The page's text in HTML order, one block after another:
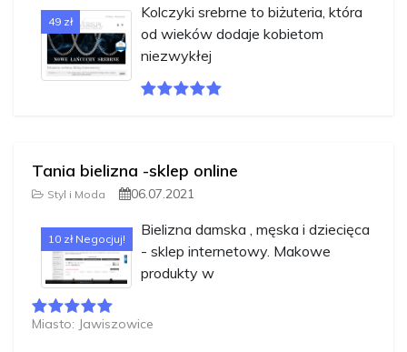
49 zł
Kolczyki srebrne to biżuteria, która
od wieków dodaje kobietom
niezwykłej
Tania bielizna -sklep online
Styl i Moda 06.07.2021
10 zł Negocjuj!
Bielizna damska , męska i dziecięca
- sklep internetowy. Makowe
produkty w
Miasto: Jawiszowice